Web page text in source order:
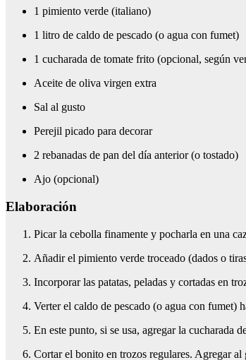
1 pimiento verde (italiano)
1 litro de caldo de pescado (o agua con fumet)
1 cucharada de tomate frito (opcional, según
Aceite de oliva virgen extra
Sal al gusto
Perejil picado para decorar
2 rebanadas de pan del día anterior (o tostado)
Ajo (opcional)
Elaboración
Picar la cebolla finamente y pocharla en una
Añadir el pimiento verde troceado (dados o
Incorporar las patatas, peladas y cortadas en
Verter el caldo de pescado (o agua con fumet)
En este punto, si se usa, agregar la cucharada
Cortar el bonito en trozos regulares. Agregar al